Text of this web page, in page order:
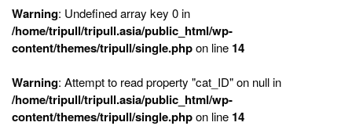
Warning: Undefined array key 0 in
/home/tripull/tripull.asia/public_html/wp-
content/themes/tripull/single.phpon line 14
Warning: Attempt to read property "cat_ID" on null in
/home/tripull/tripull.asia/public_html/wp-
content/themes/tripull/single.phpon line 14